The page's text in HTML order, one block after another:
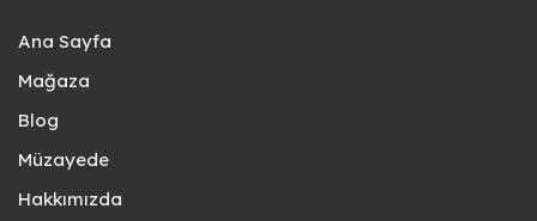
Ana Sayfa
Mağaza
Blog
Müzayede
Hakkımızda